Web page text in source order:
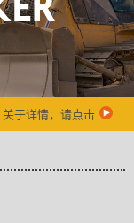
关于详情，请点击